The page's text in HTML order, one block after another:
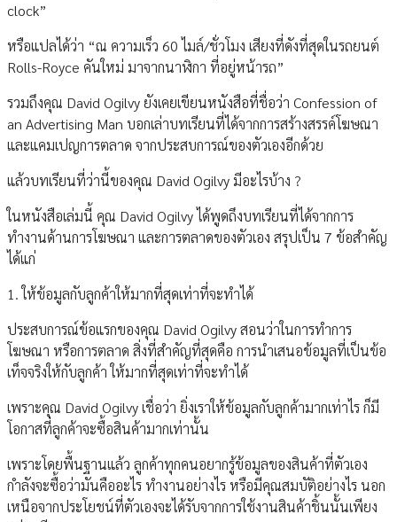
clock”
หรือแปลได้ว่า “ณ ความเร็ว 60 ไมล์/ชั่วโมง เสียงที่ดังที่สุดในรถยนต์
Rolls-Royce คันใหม่ มาจากนาฬิกา ที่อยู่หน้ารถ”
รวมถึงคุณ David Ogilvy ยังเคยเขียนหนังสือที่ชื่อว่า Confession of
an Advertising Man บอกเล่าบทเรียนที่ได้จากการสร้างสรรค์โฆษณา
และแคมเปญการตลาด จากประสบการณ์ของตัวเองอีกด้วย
แล้วบทเรียนที่ว่านี้ของคุณ David Ogilvy มีอะไรบ้าง ?
ในหนังสือเล่มนี้ คุณ David Ogilvy ได้พูดถึงบทเรียนที่ได้จากการ
ทำงานด้านการโฆษณา และการตลาดของตัวเอง สรุปเป็น 7 ข้อสำคัญ
ได้แก่
1. ให้ข้อมูลกับลูกค้าให้มากที่สุดเท่าที่จะทำได้
ประสบการณ์ข้อแรกของคุณ David Ogilvy สอนว่าในการทำการ
โฆษณา หรือการตลาด สิ่งที่สำคัญที่สุดคือ การนำเสนอข้อมูลที่เป็นข้อ
เท็จจริงให้กับลูกค้า ให้มากที่สุดเท่าที่จะทำได้
เพราะคุณ David Ogilvy เชื่อว่า ยิ่งเราให้ข้อมูลกับลูกค้ามากเท่าไร ก็มี
โอกาสที่ลูกค้าจะซื้อสินค้ามากเท่านั้น
เพราะโดยพื้นฐานแล้ว ลูกค้าทุกคนอยากรู้ข้อมูลของสินค้าที่ตัวเอง
กำลังจะซื้อว่ามันคืออะไร ทำงานอย่างไร หรือมีคุณสมบัติอย่างไร นอก
เหนือจากประโยชน์ที่ตัวเองจะได้รับจากการใช้งานสินค้าชิ้นนั้นเพียง